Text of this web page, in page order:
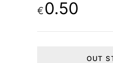
€ 0.50
OUT